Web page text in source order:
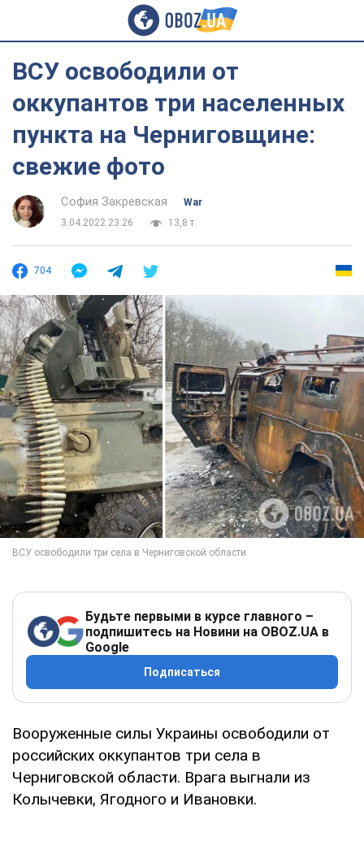
ВСУ освободили от
оккупантов три населенных
пункта на Черниговщине:
свежие фото
София Закревская
War
3.04.2022 23:26
13,8 т.
704
Будьте первыми в курсе главного –
подпишитесь на Новини на OBOZ.UA в
Google
Подписаться
Вооруженные силы Украины освободили от
российских оккупантов три села в
Черниговской области. Врага выгнали из
Колычевки, Ягодного и Ивановки.